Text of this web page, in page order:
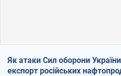
Як атаки Сил оборони
експорт російських